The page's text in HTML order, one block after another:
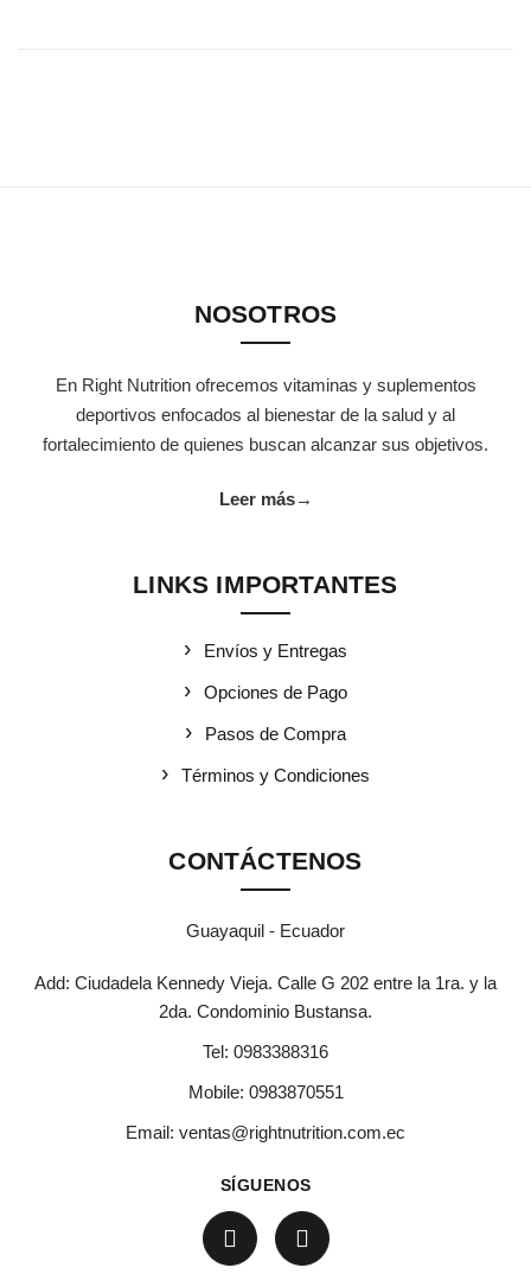
NOSOTROS
En Right Nutrition ofrecemos vitaminas y suplementos
deportivos enfocados al bienestar de la salud y al
fortalecimiento de quienes buscan alcanzar sus objetivos.
Leer más→
LINKS IMPORTANTES
Envíos y Entregas
Opciones de Pago
Pasos de Compra
Términos y Condiciones
CONTÁCTENOS
Guayaquil - Ecuador
Add: Ciudadela Kennedy Vieja. Calle G 202 entre la 1ra. y la
2da. Condominio Bustansa.
Tel: 0983388316
Mobile: 0983870551
Email: ventas@rightnutrition.com.ec
SÍGUENOS